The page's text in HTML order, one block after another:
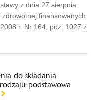
z dnia 27 sierpnia
finansowanych
r. Nr 164, poz. 1027 z
do składania
podstawowa